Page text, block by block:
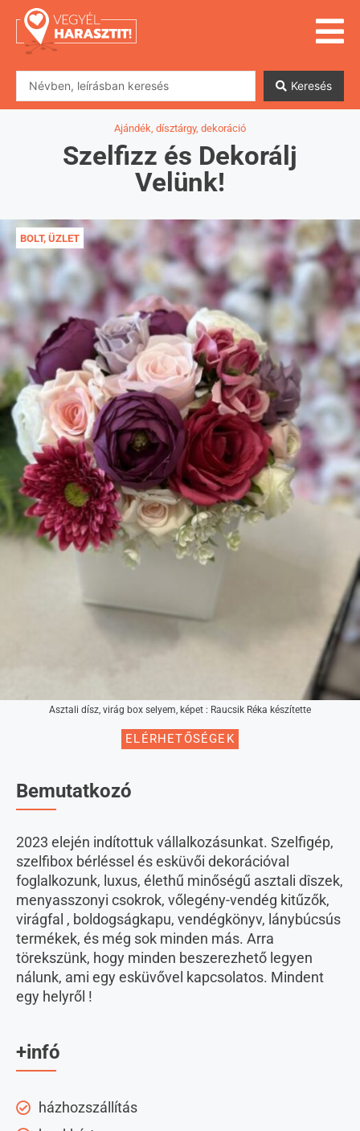
Keresés
Ajándék, dísztárgy, dekoráció
Szelfizz és Dekorálj
Velünk!
Asztali dísz, virág box selyem, képet : Raucsik Réka készítette
ELÉRHETŐSÉGEK
BOLT, ÜZLET
Bemutatkozó
2023 elején indítottuk vállalkozásunkat. Szelfigép,
szelfibox bérléssel és esküvői dekorációval
foglalkozunk, luxus, élethű minőségű asztali dîszek,
menyasszonyi csokrok, vőlegény-vendég kitűzők,
virágfal , boldogságkapu, vendégkönyv, lánybúcsús
termékek, és még sok minden más. Arra
törekszünk, hogy minden beszerezhető legyen
nálunk, ami egy esküvővel kapcsolatos. Mindent
egy helyről !
+infó
házhozszállítás